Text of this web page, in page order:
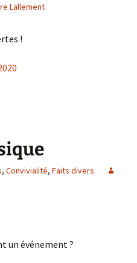
Lallement
!
, Convivialité, Faits divers
un événement ?